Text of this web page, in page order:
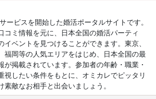
ービスを開始した婚活ポータルサイトです。
コミ情報を元に、日本全国の婚活パーティ
イベントを見つけることができます。東京、
福岡等の人気エリアをはじめ、日本全国の最
が掲載されています。参加者の年齢・職業・
視したい条件をもとに、オミカレでピッタリ
敵なお相手と出会いましょう。